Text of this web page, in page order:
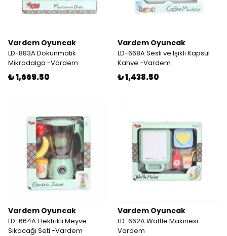
Vardem Oyuncak
LD-883A Dokunmatik
Mikrodalga -Vardem
₺ 1,669.50
Vardem Oyuncak
LD-668A Sesli ve Işıklı Kapsül
Kahve -Vardem
₺ 1,438.50
Vardem Oyuncak
LD-664A Elektrikli Meyve
Sıkacağı Seti -Vardem
Vardem Oyuncak
LD-662A Waffle Makinesi -
Vardem